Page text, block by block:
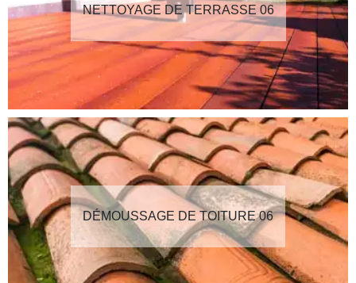
NETTOYAGE DE TERRASSE 06
DÉMOUSSAGE DE TOITURE 06